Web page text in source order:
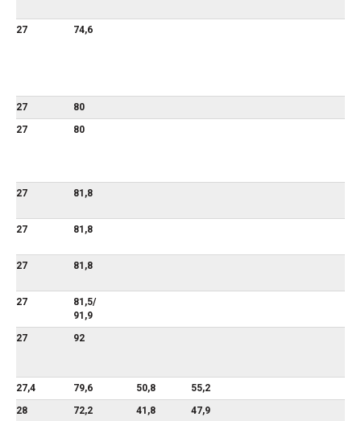
27 74,6
27
80
27
80
27 81,8
27 81,8
27 81,8
27
81,5/
91,9
27
92
27,4 79,6 50,8
55,2
28
72,2 41,8 47,9